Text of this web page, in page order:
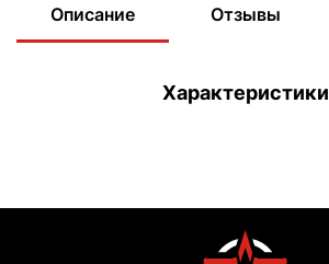
Описание Отзывы
Характеристики